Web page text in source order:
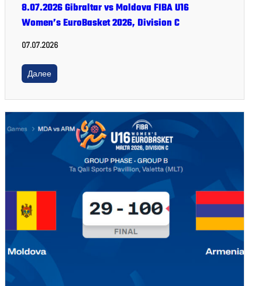
8.07.2026 Gibraltar vs Moldova FIBA U16
Women’s EuroBasket 2026, Division C
07.07.2026
Далее